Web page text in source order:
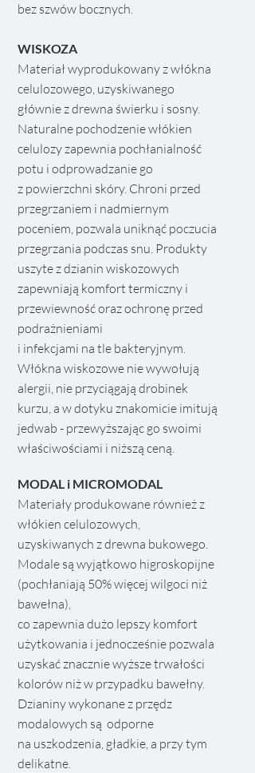
bez szwów bocznych.
WISKOZA
Materiał wyprodukowany z włókna
celulozowego, uzyskiwanego
głównie z drewna świerku i sosny.
Naturalne pochodzenie włókien
celulozy zapewnia pochłanialność
potu i odprowadzanie go
z powierzchni skóry. Chroni przed
przegrzaniem i nadmiernym
poceniem, pozwala uniknąć poczucia
przegrzania podczas snu. Produkty
uszyte z dzianin wiskozowych
zapewniają komfort termiczny i
przewiewność oraz ochronę przed
podrażnieniami
i infekcjami na tle bakteryjnym.
Włókna wiskozowe nie wywołują
alergii, nie przyciągają drobinek
kurzu, a w dotyku znakomicie imitują
jedwab - przewyższając go swoimi
właściwościami i niższą ceną.​
MODAL i MICROMODAL
Materiały produkowane również z
włókien celulozowych,
uzyskiwanych z drewna bukowego.
Modale są wyjątkowo higroskopijne
(pochłaniają 50% więcej wilgoci niż
bawełna),
co zapewnia dużo lepszy komfort
użytkowania i jednocześnie pozwala
uzyskać znacznie wyższe trwałości
kolorów niż w przypadku bawełny.
Dzianiny wykonane z przędz
modalowych są odporne
na uszkodzenia, gładkie, a przy tym
delikatne.